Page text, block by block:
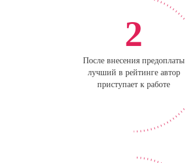
2
После внесения предоплаты
лучший в рейтинге автор
приступает к работе